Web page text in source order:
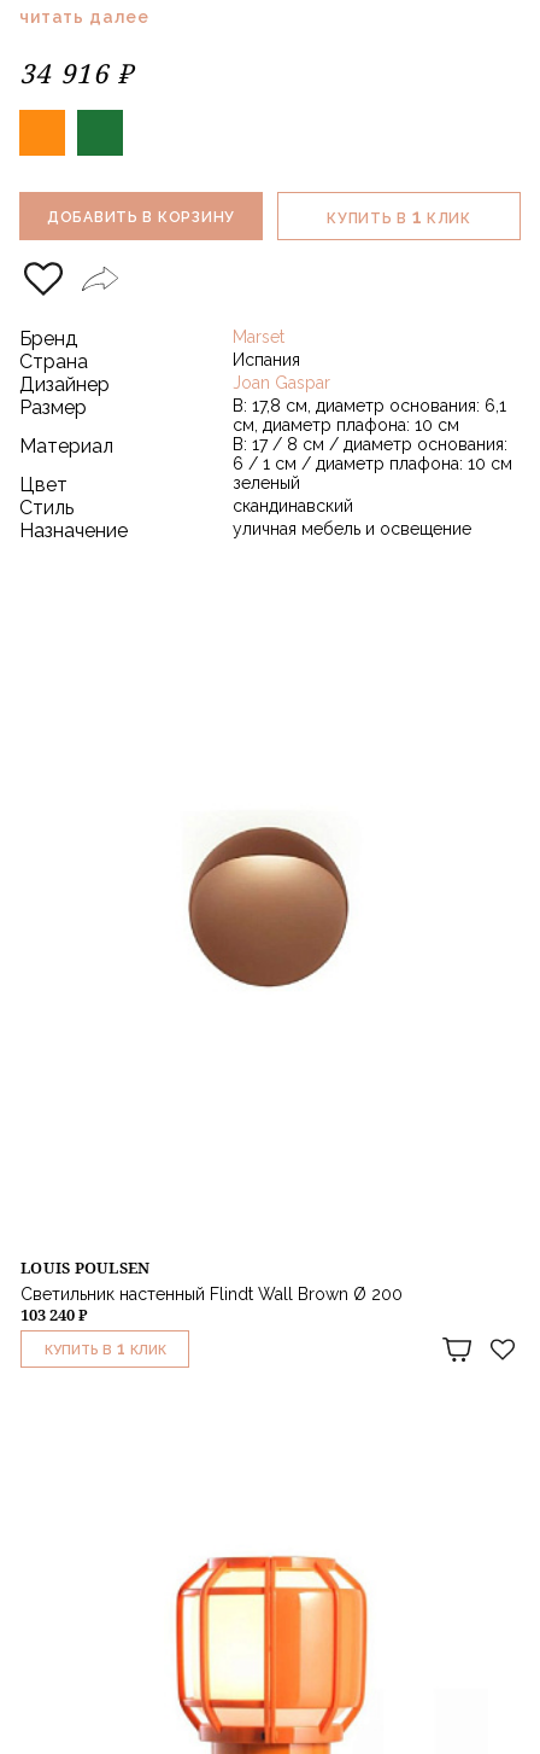
читать далее
34 916 ₽
ДОБАВИТЬ В КОРЗИНУ КУПИТЬ В 1 КЛИК
Бренд Marset
Страна Испания
Дизайнер Joan Gaspar
Размер
В: 17,8 см, диаметр основания: 6,1
см, диаметр плафона: 10 см
Материал
В: 17 / 8 см / диаметр основания:
6 / 1 см / диаметр плафона: 10 см
Цвет зеленый
Стиль скандинавский
Назначение уличная мебель и освещение
LOUIS POULSEN
Светильник настенный Flindt Wall Brown Ø 200
103 240 ₽
КУПИТЬ В 1 КЛИК